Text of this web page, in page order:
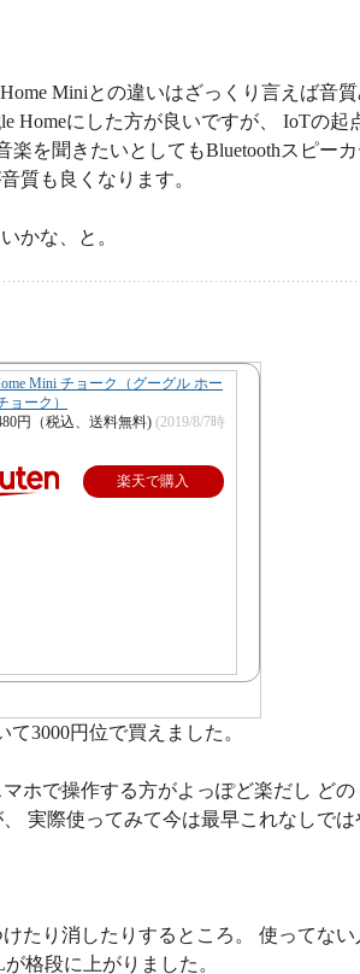
Miniとの違いはざっくり言えば音
Homeにした方が良いですが、 IoTの
楽を聞きたいとしてもBluetoothスピー
質も良くなります。
かな、と。
Mini チョーク（グーグル ホー
ョーク）
円（税込、送料無料) (2019/8/7時
楽天で購入
3000円位で買えました。
ホで操作する方がよっぽど楽だし ど
実際使ってみて今は最早これなしでは
たり消したりするところ。 使ってな
格段に上がりました。